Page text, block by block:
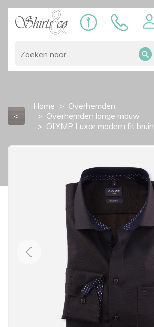
<
Home
Overhemden
Overhemden lange mouw
OLYMP Luxor modern fit bruin
Previous